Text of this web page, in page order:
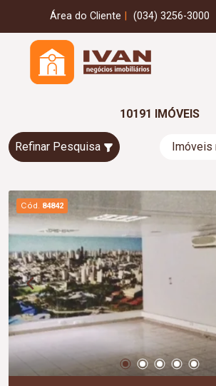
Área do Cliente (034) 3256-3000
10191 IMÓVEIS
Refinar Pesquisa
Cód. 84842